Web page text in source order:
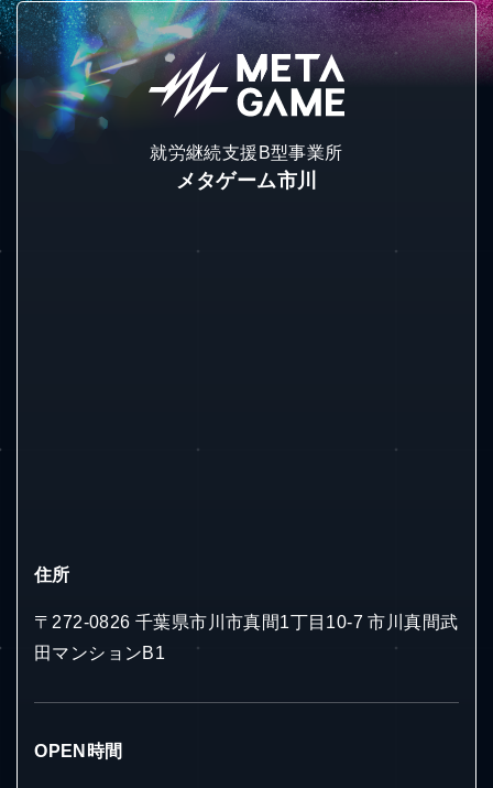
就労継続支援B型事業所
メタゲーム市川
住所
〒272-0826 千葉県市川市真間1丁目10-7 市川真間武
田マンションB1
OPEN時間